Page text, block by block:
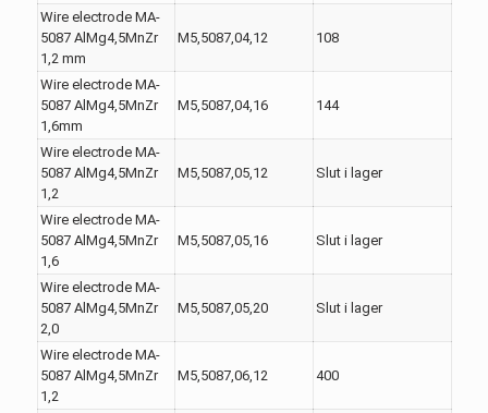
Wire electrode MA-
5087 AlMg4,5MnZr
1,2 mm
M5,5087,04,12 108
Wire electrode MA-
5087 AlMg4,5MnZr
1,6mm
M5,5087,04,16 144
Wire electrode MA-
5087 AlMg4,5MnZr
1,2
M5,5087,05,12 Slut i lager
Wire electrode MA-
5087 AlMg4,5MnZr
1,6
M5,5087,05,16 Slut i lager
Wire electrode MA-
5087 AlMg4,5MnZr
2,0
M5,5087,05,20 Slut i lager
Wire electrode MA-
5087 AlMg4,5MnZr
1,2
M5,5087,06,12 400